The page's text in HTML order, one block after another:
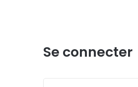
Se connecter